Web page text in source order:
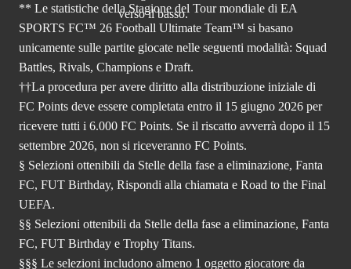
** Le statistiche della Stagione del Tour mondiale di EA
SPORTS FC™ 26 Football Ultimate Team™ si basano
unicamente sulle partite giocate nelle seguenti modalità: Squad
Battles, Rivals, Champions e Draft.
††La procedura per avere diritto alla distribuzione iniziale di
FC Points deve essere completata entro il 15 giugno 2026 per
ricevere tutti i 6.000 FC Points. Se il riscatto avverrà dopo il 15
settembre 2026, non si riceveranno FC Points.
§ Selezioni ottenibili da Stelle della fase a eliminazione, Fanta
FC, FUT Birthday, Rispondi alla chiamata e Road to the Final
UEFA.
§§ Selezioni ottenibili da Stelle della fase a eliminazione, Fanta
FC, FUT Birthday e Trophy Titans.
§§§ Le selezioni includono almeno 1 oggetto giocatore da